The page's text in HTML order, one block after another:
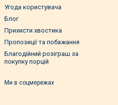
Угода користувача
Блог
Прихисти хвостика
Пропозиції та побажання
Благодійний розіграш за
покупку порцій
Ми в соцмережах